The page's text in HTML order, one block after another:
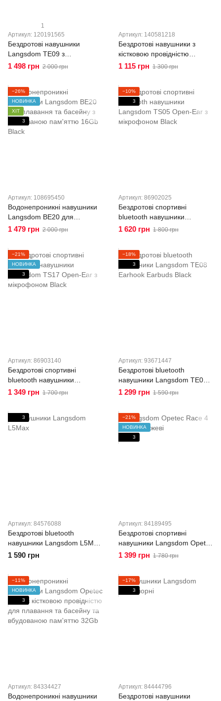
1
Артикул: 120191565
Бездротові навушники
Langsdom TE09 з
вбудованим мікрофоном та
1 498 грн 2 000 грн
Артикул: 140581218
Бездротові навушники з
кістковою провідністю
Langsdom BE21 Bluetooth
1 115 грн 1 300 грн
−26%
НОВИНКА
ХІТ
3
Артикул: 108695450
Водонепроникні навушники
Langsdom BE20 для
плавання та басейну з
Black
1 479 грн 2 000 грн
−10%
3
Артикул: 86902025
Бездротові спортивні
bluetooth навушники
Langsdom TS05 Open-Ear з
1 620 грн 1 800 грн
−21%
НОВИНКА
3
Артикул: 86903140
Бездротові спортивні
bluetooth навушники
Langsdom TS17 Open-Ear з
1 349 грн 1 700 грн
−18%
3
Артикул: 93671447
Бездротові bluetooth
навушники Langsdom TE08
Earhook Earbuds Black
1 299 грн 1 590 грн
3
Артикул: 84576088
Бездротові bluetooth
навушники Langsdom L5Max
з шумопоглинанням виклику
1 590 грн
−21%
НОВИНКА
3
Артикул: 84189495
Бездротові спортивні
навушники Langsdom Opetec
Race 4 із спрямованим
1 399 грн 1 780 грн
−11%
НОВИНКА
3
Артикул: 84334427
Водонепроникні навушники
−17%
3
Артикул: 84444796
Бездротові навушники